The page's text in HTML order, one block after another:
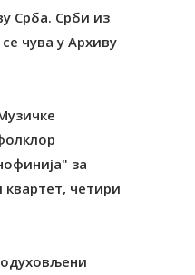
Срба. Срби из
чува у Архиву
за
квартет, четири